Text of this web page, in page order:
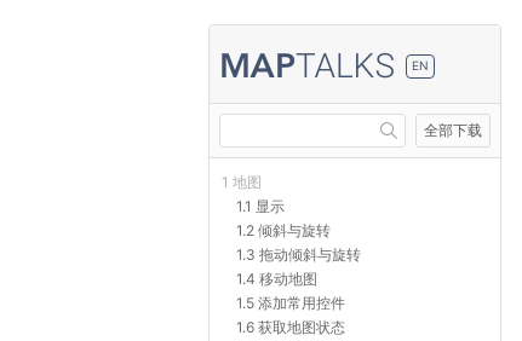
EN
全部下载
1 地图
1.1 显示
1.2 倾斜与旋转
1.3 拖动倾斜与旋转
1.4 移动地图
1.5 添加常用控件
1.6 获取地图状态